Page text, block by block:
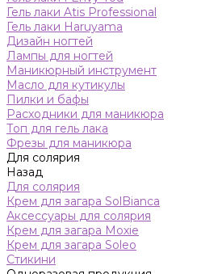
Гель лаки Atis Professional
Гель лаки Haruyama
Дизайн ногтей
Лампы для ногтей
Маникюрный инструмент
Масло для кутикулы
Пилки и бафы
Расходники для маникюра
Топ для гель лака
Фрезы для маникюра
Для солярия
Назад
Для солярия
Крем для загара SolBianca
Аксессуары для солярия
Крем для загара Moxie
Крем для загара Soleo
Стикини